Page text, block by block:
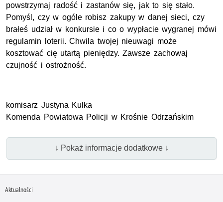
powstrzymaj radość i zastanów się, jak to się stało.
Pomyśl, czy w ogóle robisz zakupy w danej sieci, czy
brałeś udział w konkursie i co o wypłacie wygranej mówi
regulamin loterii. Chwila twojej nieuwagi może
kosztować cię utartą pieniędzy. Zawsze zachowaj
czujność i ostrożność.
komisarz Justyna Kulka
Komenda Powiatowa Policji w Krośnie Odrzańskim
↓ Pokaż informacje dodatkowe ↓
Aktualności